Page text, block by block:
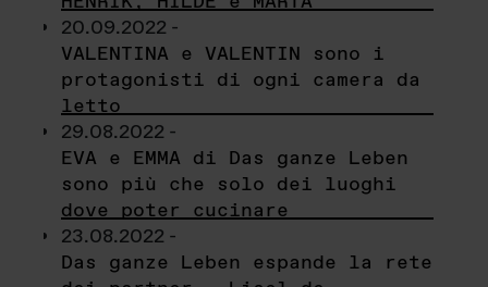
20.09.2022 -
VALENTINA e VALENTIN sono i
protagonisti di ogni camera da
letto
29.08.2022 -
EVA e EMMA di Das ganze Leben
sono più che solo dei luoghi
dove poter cucinare
23.08.2022 -
Das ganze Leben espande la rete